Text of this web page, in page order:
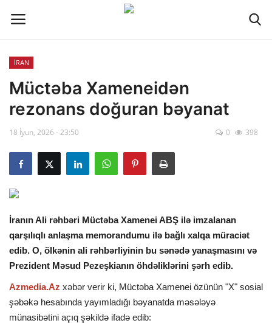
Əlaqə
Xəbər lenti
Reklam
SİYASƏT
İQTİSADİYYAT
İDMAN
İRAN
Müctəba Xameneidən
rezonans doğuran bəyanat
18 İyun, 2026 - 23:50 0 398
İranın Ali rəhbəri Müctəba Xamenei ABŞ ilə imzalanan
qarşılıqlı anlaşma memorandumu ilə bağlı xalqa müraciət
edib. O, ölkənin ali rəhbərliyinin bu sənədə yanaşmasını və
Prezident Məsud Pezeşkianın öhdəliklərini şərh edib.
Azmedia.Az xəbər verir ki, Müctəba Xamenei özünün "X" sosial
şəbəkə hesabında yayımladığı bəyanatda məsələyə
münasibətini açıq şəkildə ifadə edib: